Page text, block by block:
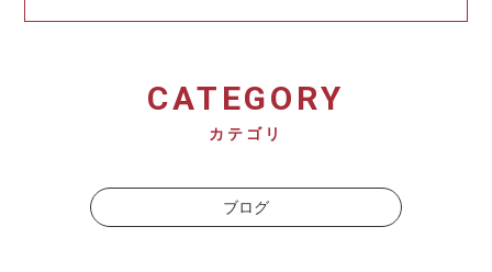
CATEGORY
カテゴリ
ブログ